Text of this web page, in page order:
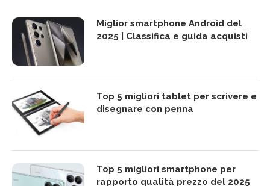
Miglior smartphone Android del
2025 | Classifica e guida acquisti
Top 5 migliori tablet per scrivere e
disegnare con penna
Top 5 migliori smartphone per
rapporto qualità prezzo del 2025